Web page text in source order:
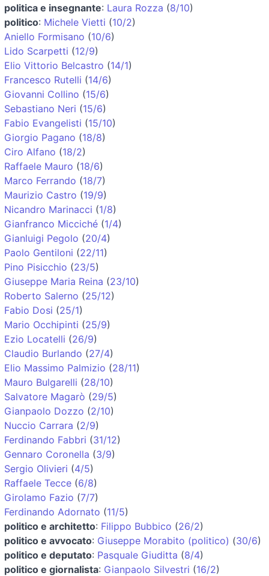
politica e insegnante: Laura Rozza (8/10)
politico: Michele Vietti (10/2)
Aniello Formisano (10/6)
Lido Scarpetti (12/9)
Elio Vittorio Belcastro (14/1)
Francesco Rutelli (14/6)
Giovanni Collino (15/6)
Sebastiano Neri (15/6)
Fabio Evangelisti (15/10)
Giorgio Pagano (18/8)
Ciro Alfano (18/2)
Raffaele Mauro (18/6)
Marco Ferrando (18/7)
Maurizio Castro (19/9)
Nicandro Marinacci (1/8)
Gianfranco Micciché (1/4)
Gianluigi Pegolo (20/4)
Paolo Gentiloni (22/11)
Pino Pisicchio (23/5)
Giuseppe Maria Reina (23/10)
Roberto Salerno (25/12)
Fabio Dosi (25/1)
Mario Occhipinti (25/9)
Ezio Locatelli (26/9)
Claudio Burlando (27/4)
Elio Massimo Palmizio (28/11)
Mauro Bulgarelli (28/10)
Salvatore Magarò (29/5)
Gianpaolo Dozzo (2/10)
Nuccio Carrara (2/9)
Ferdinando Fabbri (31/12)
Gennaro Coronella (3/9)
Sergio Olivieri (4/5)
Raffaele Tecce (6/8)
Girolamo Fazio (7/7)
Ferdinando Adornato (11/5)
politico e architetto: Filippo Bubbico (26/2)
politico e avvocato: Giuseppe Morabito (politico) (30/6)
politico e deputato: Pasquale Giuditta (8/4)
politico e giornalista: Gianpaolo Silvestri (16/2)